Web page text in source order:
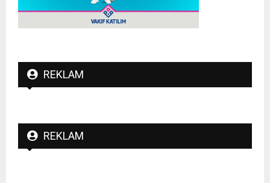
REKLAM
REKLAM